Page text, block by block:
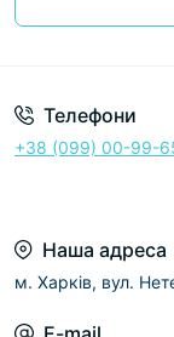
Телефони
+38 (099) 00-99-
Наша адреса
м. Харків, вул.